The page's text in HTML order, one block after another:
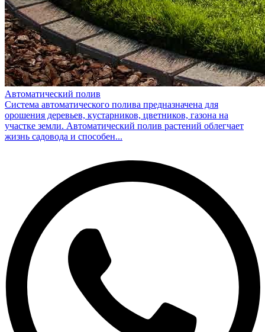
Автоматический полив
Система автоматического полива предназначена для
орошения деревьев, кустарников, цветников, газона на
участке земли. Автоматический полив растений облегчает
жизнь садовода и способен...